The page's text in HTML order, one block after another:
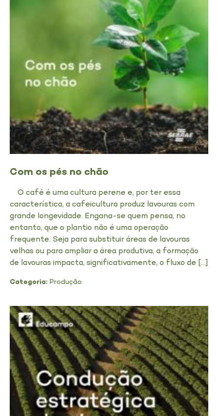
Com os pés no chão
O café é uma cultura perene e, por ter essa
característica, a cafeicultura produz lavouras com
grande longevidade. Engana-se quem pensa, no
entanto, que o plantio não é uma operação
frequente. Seja para substituir áreas de lavouras
velhas ou para ampliar a área produtiva, a formação
de lavouras impacta, significativamente, o fluxo de […]
Categoria: Produção